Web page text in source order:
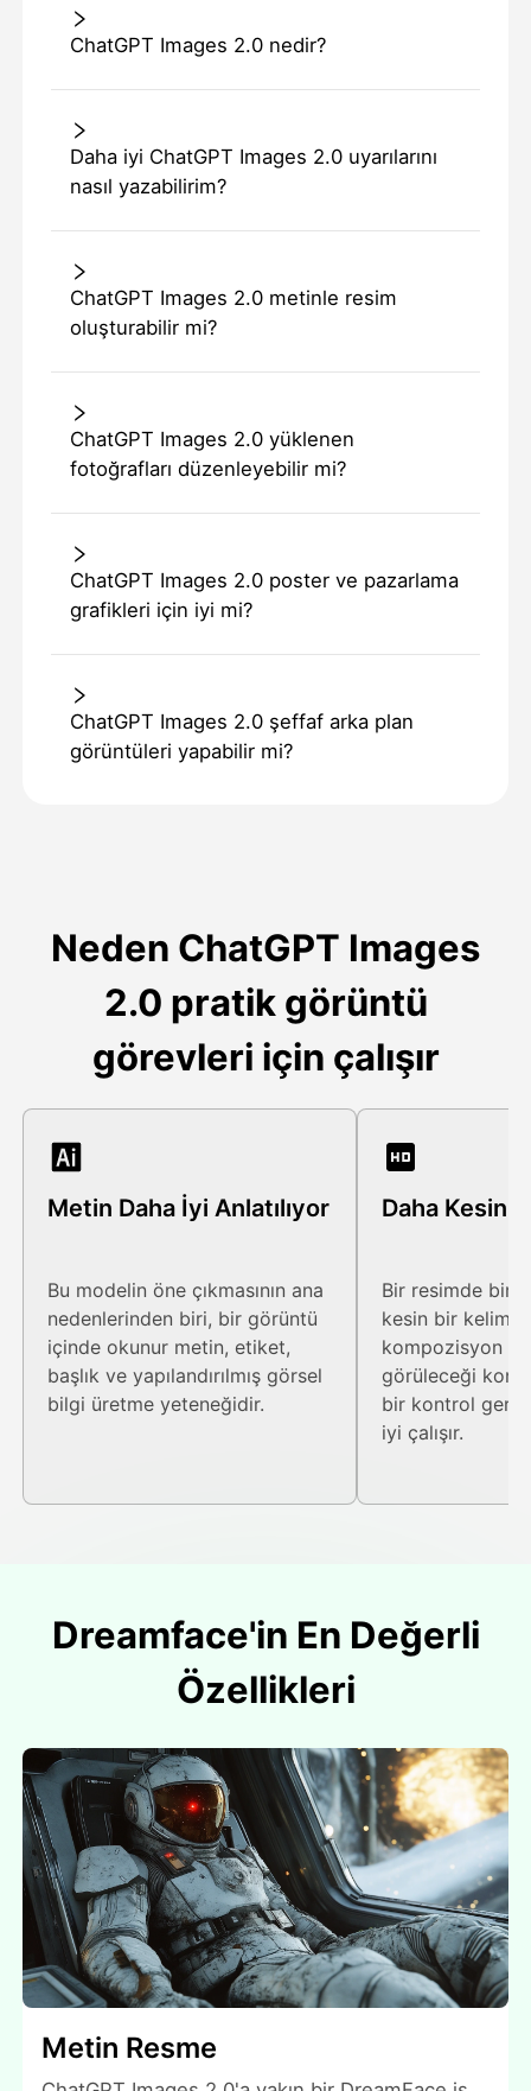
ChatGPT Images 2.0 nedir?
Daha iyi ChatGPT Images 2.0 uyarılarını
nasıl yazabilirim?
ChatGPT Images 2.0 metinle resim
oluşturabilir mi?
ChatGPT Images 2.0 yüklenen
fotoğrafları düzenleyebilir mi?
ChatGPT Images 2.0 poster ve pazarlama
grafikleri için iyi mi?
ChatGPT Images 2.0 şeffaf arka plan
görüntüleri yapabilir mi?
Neden ChatGPT Images
2.0 pratik görüntü
görevleri için çalışır
Metin Daha İyi Anlatılıyor
Bu modelin öne çıkmasının ana
nedenlerinden biri, bir görüntü
içinde okunur metin, etiket,
başlık ve yapılandırılmış görsel
bilgi üretme yeteneğidir.
Daha Kesin
Bir resimde
kesin bir
kompozisyon
görüleceği
bir kontrol
iyi çalışır.
Dreamface'in En Değerli
Özellikleri
Metin Resme